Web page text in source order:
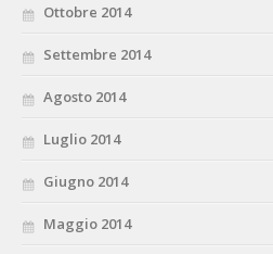
Ottobre 2014
Settembre 2014
Agosto 2014
Luglio 2014
Giugno 2014
Maggio 2014